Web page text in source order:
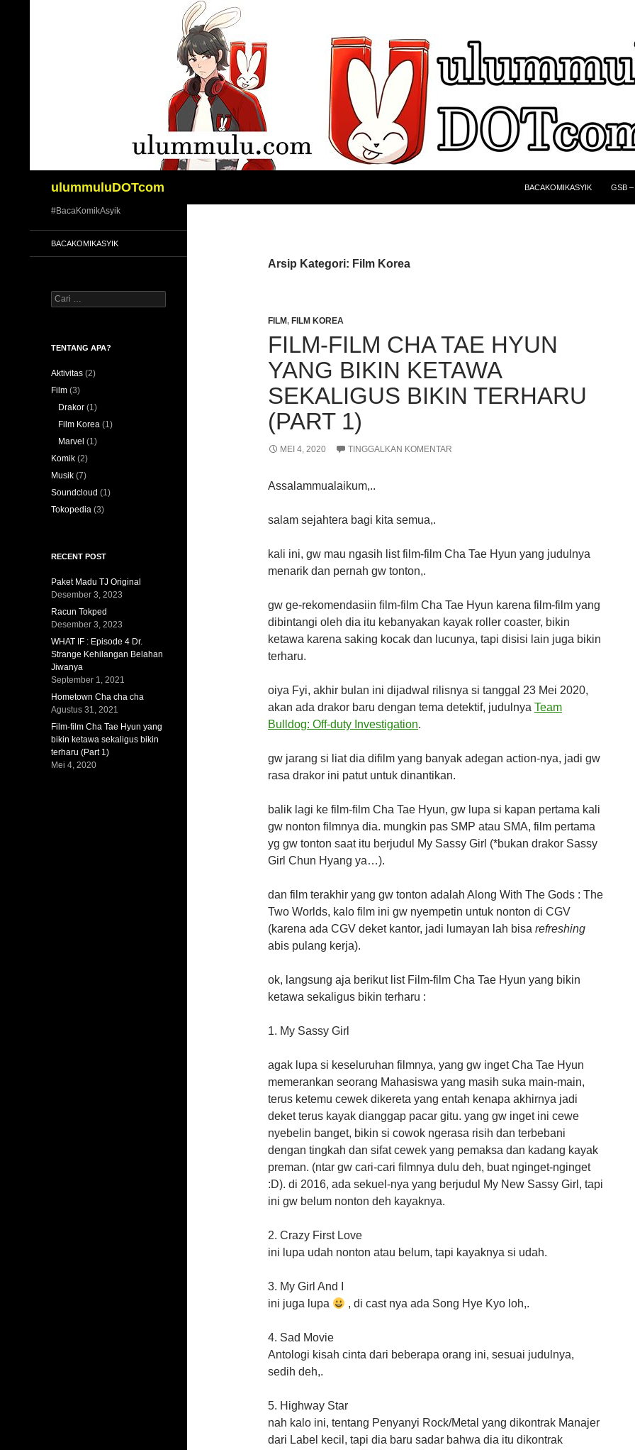
ulummuluDOTcom BACAKOMIKASYIK GSB
Arsip Kategori: Film Korea
FILM , FILM KOREA
FILM-FILM CHA TAE HYUN
YANG BIKIN KETAWA
SEKALIGUS BIKIN TERHARU
(PART 1)
MEI 4, 2020 TINGGALKAN KOMENTAR
Assalammualaikum,..
salam sejahtera bagi kita semua,.
kali ini, gw mau ngasih list film-film Cha Tae Hyun yang judulnya
menarik dan pernah gw tonton,.
gw ge-rekomendasiin film-film Cha Tae Hyun karena film-film yang
dibintangi oleh dia itu kebanyakan kayak roller coaster, bikin
ketawa karena saking kocak dan lucunya, tapi disisi lain juga bikin
terharu.
oiya Fyi, akhir bulan ini dijadwal rilisnya si tanggal 23 Mei 2020,
akan ada drakor baru dengan tema detektif, judulnya Team
Bulldog: Off-duty Investigation.
gw jarang si liat dia difilm yang banyak adegan action-nya, jadi gw
rasa drakor ini patut untuk dinantikan.
balik lagi ke film-film Cha Tae Hyun, gw lupa si kapan pertama kali
gw nonton filmnya dia. mungkin pas SMP atau SMA, film pertama
yg gw tonton saat itu berjudul My Sassy Girl (*bukan drakor Sassy
Girl Chun Hyang ya…).
dan film terakhir yang gw tonton adalah Along With The Gods : The
Two Worlds, kalo film ini gw nyempetin untuk nonton di CGV
(karena ada CGV deket kantor, jadi lumayan lah bisa refreshing
abis pulang kerja).
ok, langsung aja berikut list Film-film Cha Tae Hyun yang bikin
ketawa sekaligus bikin terharu :
1. My Sassy Girl
agak lupa si keseluruhan filmnya, yang gw inget Cha Tae Hyun
memerankan seorang Mahasiswa yang masih suka main-main,
terus ketemu cewek dikereta yang entah kenapa akhirnya jadi
deket terus kayak dianggap pacar gitu. yang gw inget ini cewe
nyebelin banget, bikin si cowok ngerasa risih dan terbebani
dengan tingkah dan sifat cewek yang pemaksa dan kadang kayak
preman. (ntar gw cari-cari filmnya dulu deh, buat nginget-nginget
:D). di 2016, ada sekuel-nya yang berjudul My New Sassy Girl, tapi
ini gw belum nonton deh kayaknya.
2. Crazy First Love
ini lupa udah nonton atau belum, tapi kayaknya si udah.
3. My Girl And I
ini juga lupa
, di cast nya ada Song Hye Kyo loh,.
4. Sad Movie
Antologi kisah cinta dari beberapa orang ini, sesuai judulnya,
sedih deh,.
5. Highway Star
nah kalo ini, tentang Penyanyi Rock/Metal yang dikontrak Manajer
dari Label kecil, tapi dia baru sadar bahwa dia itu dikontrak
#BacaKomikAsyik
BACAKOMIKASYIK
Cari
untuk:
TENTANG APA?
Aktivitas (2)
Film (3)
Drakor (1)
Film Korea (1)
Marvel (1)
Komik (2)
Musik (7)
Soundcloud (1)
Tokopedia (3)
RECENT POST
Paket Madu TJ Original
Desember 3, 2023
Racun Tokped
Desember 3, 2023
WHAT IF : Episode 4 Dr.
Strange Kehilangan Belahan
Jiwanya
September 1, 2021
Hometown Cha cha cha
Agustus 31, 2021
Film-film Cha Tae Hyun yang
bikin ketawa sekaligus bikin
terharu (Part 1)
Mei 4, 2020